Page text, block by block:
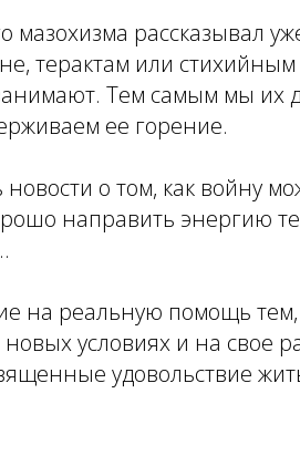
рассказывал
терактам или стихийным
Тем самым мы их
ее горение.
о том, как войну
направить энергию
на реальную помощь
условиях и на свое
удовольствие